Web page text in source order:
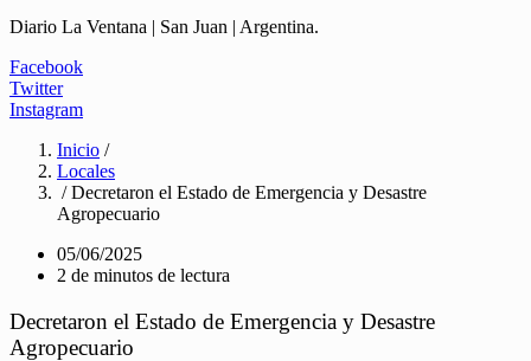
Diario La Ventana | San Juan | Argentina.
Facebook
Twitter
Instagram
Inicio /
Locales
/ Decretaron el Estado de Emergencia y Desastre
Agropecuario
05/06/2025
2 de minutos de lectura
Decretaron el Estado de Emergencia y Desastre
Agropecuario